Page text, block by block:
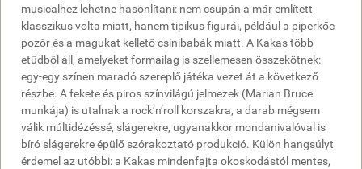
musicalhez lehetne hasonlítani: nem csupán a már említett
klasszikus volta miatt, hanem tipikus figurái, például a piperkőc
pozőr és a magukat kellető csinibabák miatt. A Kakas több
etűdből áll, amelyeket formailag is szellemesen összekötnek:
egy-egy színen maradó szereplő játéka vezet át a következő
részbe. A fekete és piros színvilágú jelmezek (Marian Bruce
munkája) is utalnak a rock’n’roll korszakra, a darab mégsem
válik múltidézéssé, slágerekre, ugyanakkor mondanivalóval is
bíró slágerekre épülő szórakoztató produkció. Külön hangsúlyt
érdemel az utóbbi: a Kakas mindenfajta okoskodástól mentes,